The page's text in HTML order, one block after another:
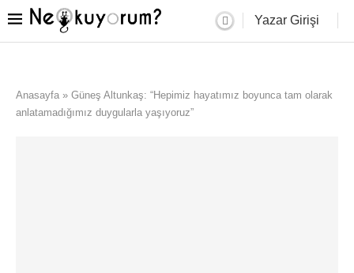
Yazar Girişi
Anasayfa » Güneş Altunkaş: “Hepimiz hayatımız boyunca tam olarak
anlatamadığımız duygularla yaşıyoruz”